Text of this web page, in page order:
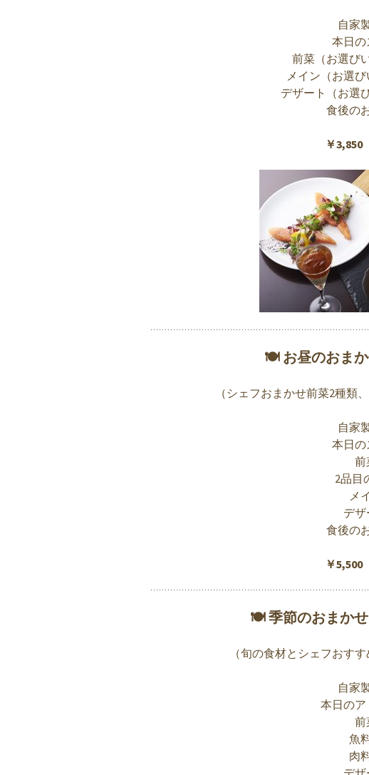
自家
本日
前菜（お選び
メイン（お選び
デザート（お選
食後の
￥3,850
🍽 お昼のおま
（シェフおまかせ前菜2種類
自家
本日
前
2品目
メ
デザ
食後の
￥5,500
🍽 季節のおまか
（旬の食材とシェフおす
自家
本日の
前
魚
肉